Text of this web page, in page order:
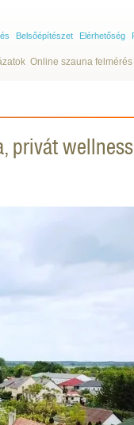
Belsőépítészet Elérhetőség
Online szauna felmérés
privát wellness